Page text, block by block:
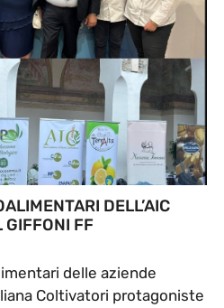
DELL’AIC
GIFFONI FF
delle aziende
Coltivatori protagoniste